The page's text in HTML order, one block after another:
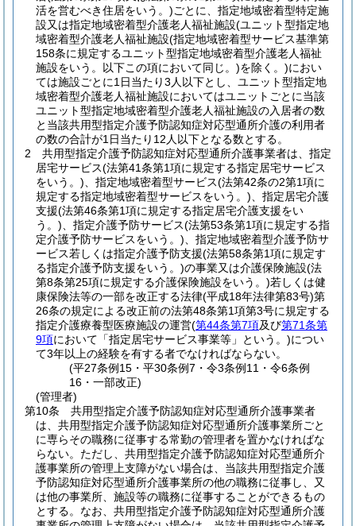
活を営むべき住居をいう。)ごとに、指定地域密着型特定施
設又は指定地域密着型介護老人福祉施設(ユニット型指定地
域密着型介護老人福祉施設(指定地域密着型サービス基準第
158条に規定するユニット型指定地域密着型介護老人福祉
施設をいう。以下この項において同じ。)を除く。)におい
ては施設ごとに1日当たり3人以下とし、ユニット型指定地
域密着型介護老人福祉施設においてはユニットごとに当該
ユニット型指定地域密着型介護老人福祉施設の入居者の数
と当該共用型指定介護予防認知症対応型通所介護の利用者
の数の合計が1日当たり12人以下となる数とする。
2
共用型指定介護予防認知症対応型通所介護事業者は、指定
居宅サービス(法第41条第1項に規定する指定居宅サービス
をいう。) 、指定地域密着型サービス(法第42条の2第1項に
規定する指定地域密着型サービスをいう。) 、指定居宅介護
支援(法第46条第1項に規定する指定居宅介護支援をい
う。) 、指定介護予防サービス(法第53条第1項に規定する指
定介護予防サービスをいう。) 、指定地域密着型介護予防サ
ービス若しくは指定介護予防支援(法第58条第1項に規定す
る指定介護予防支援をいう。)の事業又は介護保険施設(法
第8条第25項に規定する介護保険施設をいう。)若しくは健
康保険法等の一部を改正する法律(平成18年法律第83号)第
26条の規定による改正前の法第48条第1項第3号に規定する
指定介護療養型医療施設の運営(第44条第7項及び第71条第
9項において「指定居宅サービス事業等」という。)につい
て3年以上の経験を有する者でなければならない。
(平27条例15・平30条例7・令3条例11・令6条例
16・一部改正)
(管理者)
第10条
共用型指定介護予防認知症対応型通所介護事業者
は、共用型指定介護予防認知症対応型通所介護事業所ごと
に専らその職務に従事する常勤の管理者を置かなければな
らない。 ただし、共用型指定介護予防認知症対応型通所介
護事業所の管理上支障がない場合は、当該共用型指定介護
予防認知症対応型通所介護事業所の他の職務に従事し、又
は他の事業所、施設等の職務に従事することができるもの
とする。 なお、共用型指定介護予防認知症対応型通所介護